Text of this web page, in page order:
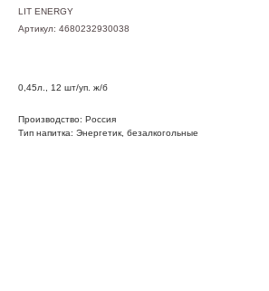
LIT ENERGY
Артикул: 4680232930038
0,45л., 12 шт/уп. ж/б
Производство: Россия
Тип напитка: Энергетик, безалкогольные